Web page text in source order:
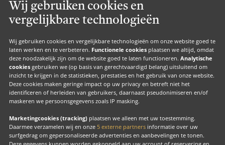
Wij gebruiken cookies en
vergelijkbare technologieën
Wij gebruiken cookies en vergelijkbare technologieën om onze website goed te
laten werken en te verbeteren. Functionele cookies plaatsen we altijd, omdat
deze noodzakelijk zijn om de website goed te laten functioneren. Analytische
cookies gebruiken we (op basis van gerechtvaardigd belang) uitsluitend om
inzicht te krijgen in de statistieken, prestaties en het gebruik van onze website.
Deze cookies maken geringe impact op uw privacy en betreft niet het
identificeren of herleiden van gebruikers, daarnaast pseudonimiseren en/of
maskeren we persoonsgegevens zoals IP masking.
Marketingcookies (tracking) plaatsen we alleen met uw toestemming.
Daarmee verzamelen wij en onze 5 externe partners informatie over uw
surfgedrag om gepersonaliseerde advertenties en aanbevelingen te tonen.
Valk Suites
Valk Jobs
Valk Exclusief Membership
Valk Voor Thuis
Valk Exclusief Zakelijk
MVO
Contact